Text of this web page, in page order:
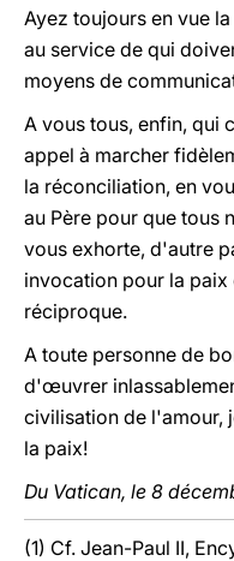
Ayez toujours en vue
au service de qui
moyens de
A vous tous, enfin, qui
appel à marcher
la réconciliation, en
au Père pour que tous
vous exhorte, d'autre
invocation pour la
réciproque.
A toute personne de
d'œuvrer
civilisation de l'amour,
la paix!
Du Vatican, le 8
(1) Cf. Jean-Paul II,